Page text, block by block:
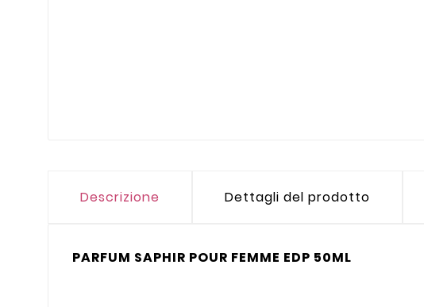
Descrizione Dettagli del prodotto
PARFUM SAPHIR POUR FEMME EDP 50ML